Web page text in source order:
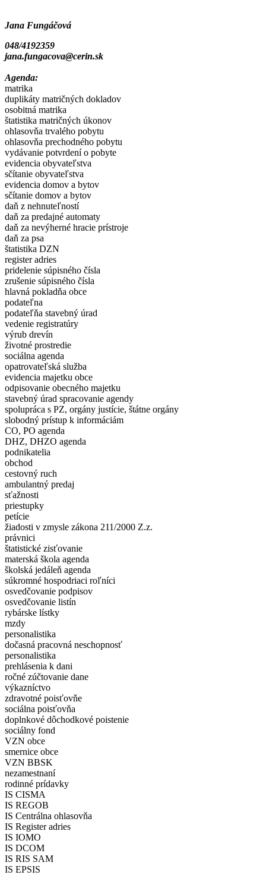
Jana Fungáčová
048/4192359
jana.fungacova@cerin.sk
Agenda:
matrika
duplikáty matričných dokladov
osobitná matrika
štatistika matričných úkonov
ohlasovňa trvalého pobytu
ohlasovňa prechodného pobytu
vydávanie potvrdení o pobyte
evidencia obyvateľstva
sčítanie obyvateľstva
evidencia domov a bytov
sčítanie domov a bytov
daň z nehnuteľností
daň za predajné automaty
daň za nevýherné hracie prístroje
daň za psa
štatistika DZN
register adries
pridelenie súpisného čísla
zrušenie súpisného čísla
hlavná pokladňa obce
podateľna
podateľňa stavebný úrad
vedenie registratúry
výrub drevín
životné prostredie
sociálna agenda
opatrovateľská služba
evidencia majetku obce
odpisovanie obecného majetku
stavebný úrad spracovanie agendy
spolupráca s PZ, orgány justície, štátne orgány
slobodný prístup k informáciám
CO, PO agenda
DHZ, DHZO agenda
podnikatelia
obchod
cestovný ruch
ambulantný predaj
sťažnosti
priestupky
petície
žiadosti v zmysle zákona 211/2000 Z.z.
právnici
štatistické zisťovanie
materská škola agenda
školská jedáleň agenda
súkromné hospodriaci roľníci
osvedčovanie podpisov
osvedčovanie listín
rybárske lístky
mzdy
personalistika
dočasná pracovná neschopnosť
personalistika
prehlásenia k dani
ročné zúčtovanie dane
výkazníctvo
zdravotné poisťovňe
sociálna poisťovňa
doplnkové dôchodkové poistenie
sociálny fond
VZN obce
smernice obce
VZN BBSK
nezamestnaní
rodinné prídavky
IS CISMA
IS REGOB
IS Centrálna ohlasovňa
IS Register adries
IS IOMO
IS DCOM
IS RIS SAM
IS EPSIS